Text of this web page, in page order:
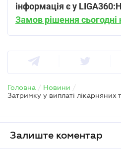
інформація є у
Замов рішення сьогодні
Головна / Новини /
Залиште коментар